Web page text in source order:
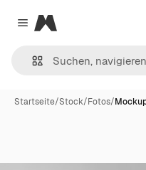
Close menu
Magnific
Startseite/Stock/Fotos/